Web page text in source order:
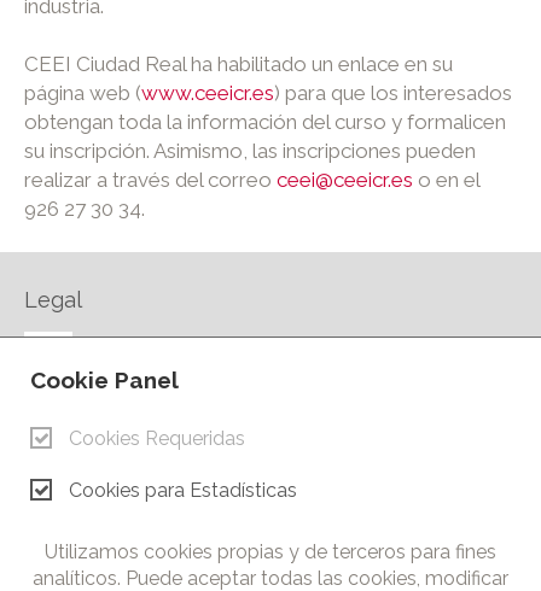
industria.
CEEI Ciudad Real ha habilitado un enlace en su
página web (www.ceeicr.es) para que los interesados
obtengan toda la información del curso y formalicen
su inscripción. Asimismo, las inscripciones pueden
realizar a través del correo ceei@ceeicr.es o en el
926 27 30 34.
Legal
AVISO LEGAL
CONTACTO
Cámara de Comercio e Industria de Ciudad Real. Todos los
derechos reservados. Prohibida la reproducción total o parcial
Cookie Panel
Cookies Requeridas
Cookies para Estadísticas
Utilizamos cookies propias y de terceros para fines
analíticos. Puede aceptar todas las cookies, modificar